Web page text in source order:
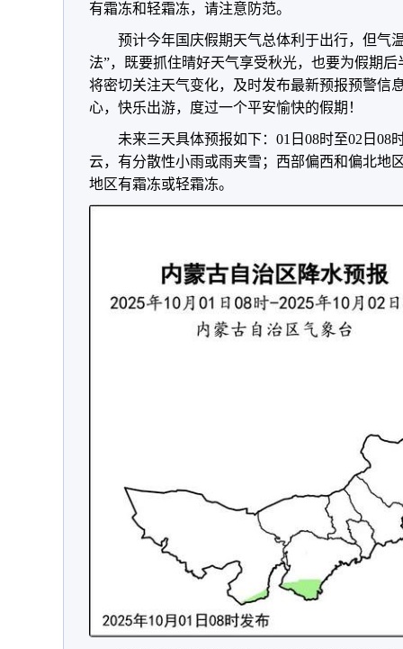
有霜冻和轻霜冻，请注意防范。
预计今年国庆假期天气总体利于出行，但气
法”，既要抓住晴好天气享受秋光，也要为假期
将密切关注天气变化，及时发布最新预报预警信
心，快乐出游，度过一个平安愉快的假期！
未来三天具体预报如下：01日08时至02日08
云，有分散性小雨或雨夹雪；西部偏西和偏北地
地区有霜冻或轻霜冻。